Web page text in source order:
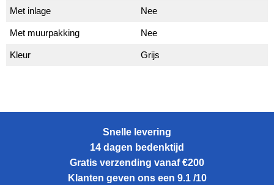
Met inlage Nee
Met muurpakking Nee
Kleur Grijs
Snelle levering
14 dagen bedenktijd
Gratis verzending vanaf €200
Klanten geven ons een 9.1 /10